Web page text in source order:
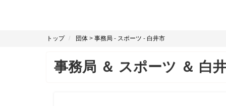
トップ 団体 > 事務局 - スポーツ - 白井市
事務局 ＆ スポーツ ＆ 白